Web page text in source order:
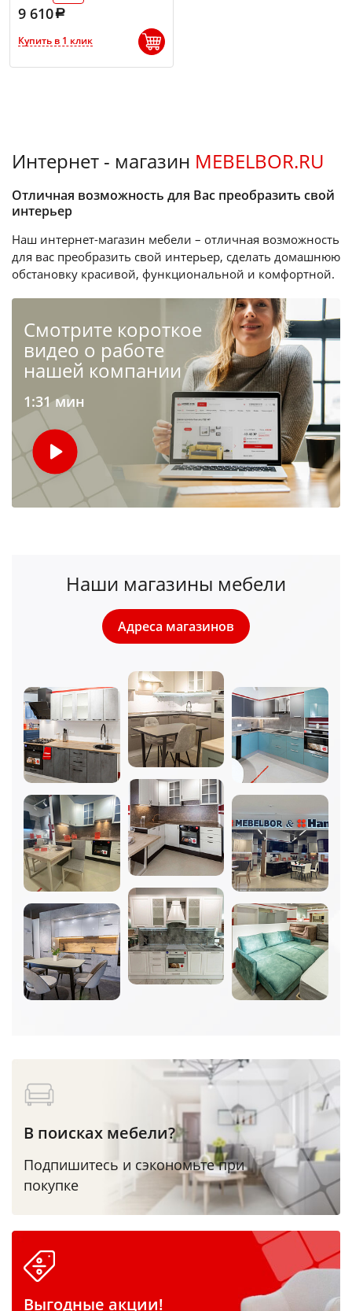
9 610
Купить в 1 клик
Интернет - магазин MEBELBOR.RU
Отличная возможность для Вас преобразить свой
интерьер
Наш интернет-магазин мебели – отличная возможность
для вас преобразить свой интерьер, сделать домашнюю
обстановку красивой, функциональной и комфортной.
Cмотрите короткое
видео о работе
нашей компании
1:31 мин
Наши магазины мебели
Адреса магазинов
В поисках мебели?
Подпишитесь и сэкономьте при
покупке
Выгодные акции!